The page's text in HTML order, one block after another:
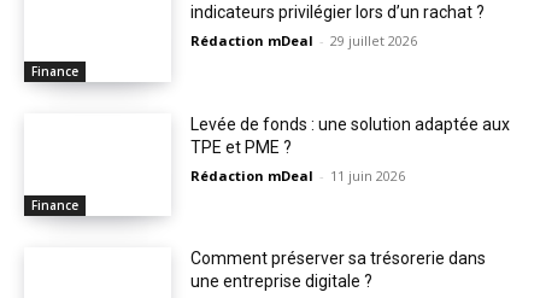
Finance
indicateurs privilégier lors d’un rachat ?
Rédaction mDeal - 29 juillet 2026
Finance
Levée de fonds : une solution adaptée aux
TPE et PME ?
Rédaction mDeal - 11 juin 2026
Comment préserver sa trésorerie dans
une entreprise digitale ?